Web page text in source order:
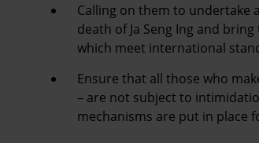
Calling on them to undertake
death of Ja Seng Ing and
which meet international
Ensure that all those who
– are not subject to
mechanisms are put in place